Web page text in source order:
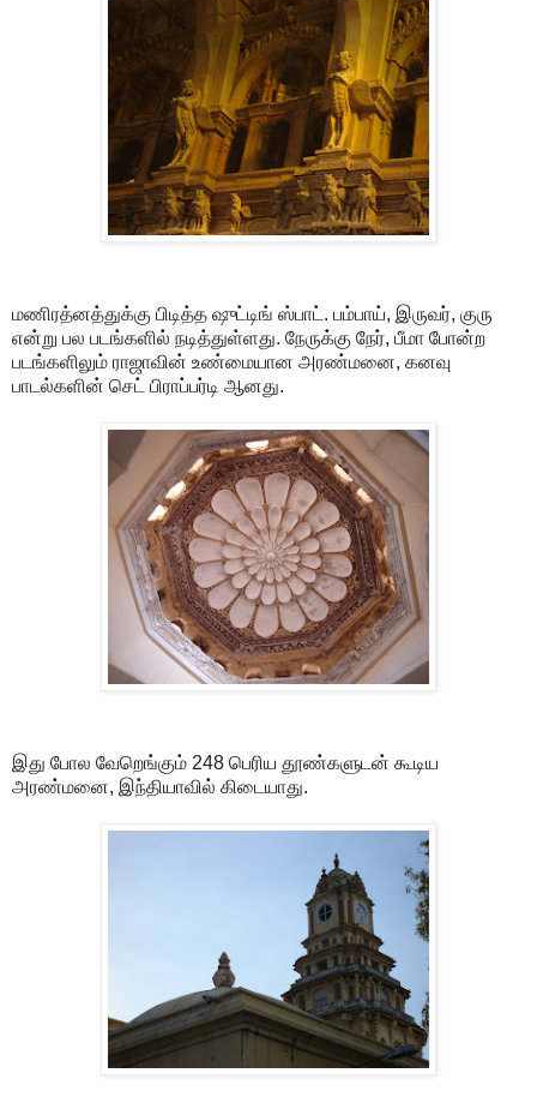
மணிரத்னத்துக்கு பிடித்த ஷுட்டிங் ஸ்பாட். பம்பாய், இருவர், குரு
என்று பல படங்களில் நடித்துள்ளது. நேருக்கு நேர், பீமா போன்ற
படங்களிலும் ராஜாவின் உண்மையான அரண்மனை, கனவு
பாடல்களின் செட் பிராப்பர்டி ஆனது.
இது போல வேறெங்கும் 248 பெரிய தூண்களுடன் கூடிய
அரண்மனை, இந்தியாவில் கிடையாது.